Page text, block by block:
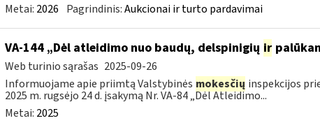
Metai: 2026 Pagrindinis:Aukcionai ir turto pardavimai
VA-144 „Dėl atleidimo nuo baudų, delspinigių ir
Web turinio sąrašas 2025-09-26
Informuojame apie priimtą Valstybinės mokesčių inspekcijos
2025 m. rugsėjo 24 d. įsakymą Nr. VA-84 „Dėl Atleidimo...
Metai: 2025